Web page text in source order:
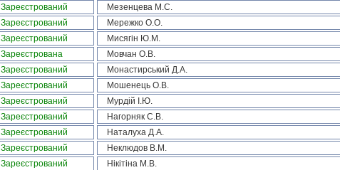
Зареєстрований Мезенцева М.С.
Зареєстрований Мережко О.О.
Зареєстрований Мисягін Ю.М.
Зареєстрована Мовчан О.В.
Зареєстрований Монастирський Д.А.
Зареєстрований Мошенець О.В.
Зареєстрований Мурдій І.Ю.
Зареєстрований Нагорняк С.В.
Зареєстрований Наталуха Д.А.
Зареєстрований Неклюдов В.М.
Зареєстрований Нікітіна М.В.